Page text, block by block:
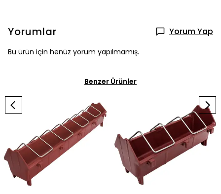
Yorumlar Yorum Yap
Bu ürün için henüz yorum yapılmamış.
Benzer Ürünler